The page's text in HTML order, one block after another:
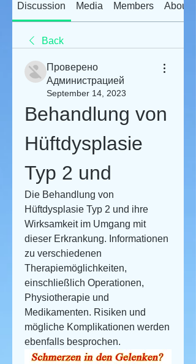
Discussion Media Members About
Back
Проверено
Администрацией
September 14, 2023
Behandlung von
Hüftdysplasie
Typ 2 und
Die Behandlung von
Hüftdysplasie Typ 2 und ihre
Wirksamkeit im Umgang mit
dieser Erkrankung. Informationen
zu verschiedenen
Therapiemöglichkeiten,
einschließlich Operationen,
Physiotherapie und
Medikamenten. Risiken und
mögliche Komplikationen werden
ebenfalls besprochen.